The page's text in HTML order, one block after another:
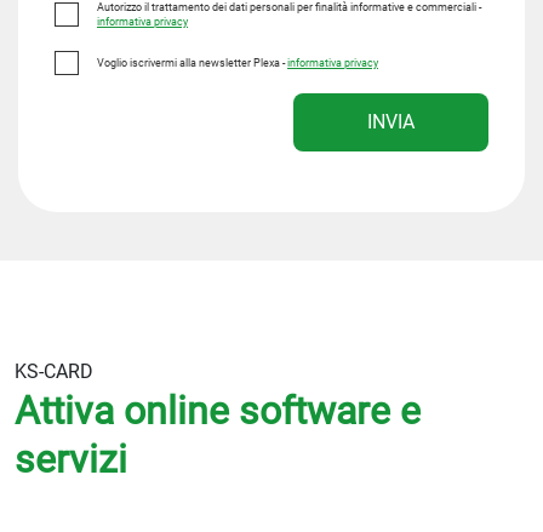
Autorizzo il trattamento dei dati personali per finalità informative e commerciali -
informativa privacy
Voglio iscrivermi alla newsletter Plexa -informativa privacy
INVIA
KS-CARD
Attiva online software e
servizi